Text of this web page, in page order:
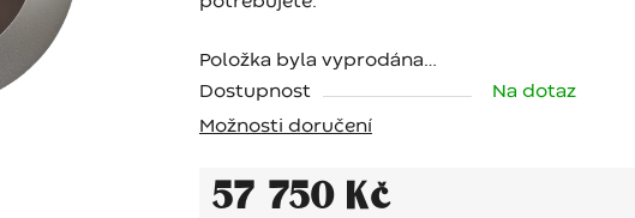
Položka byla vyprodána…
Dostupnost
Na dotaz
Možnosti doručení
57 750 Kč